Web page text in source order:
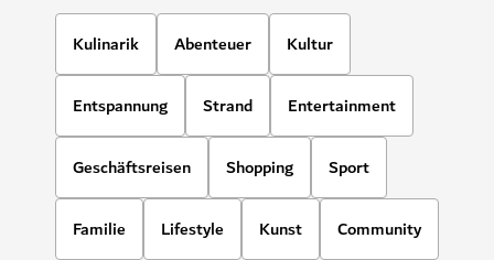
Kulinarik Abenteuer Kultur
Entspannung Strand Entertainment
Geschäftsreisen Shopping Sport
Familie Lifestyle Kunst Community